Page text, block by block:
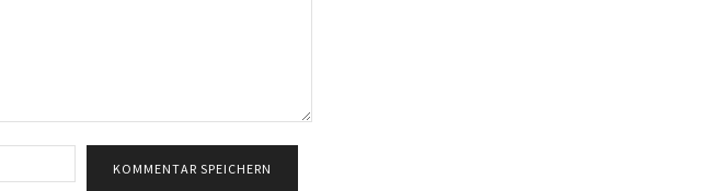
Mail:*